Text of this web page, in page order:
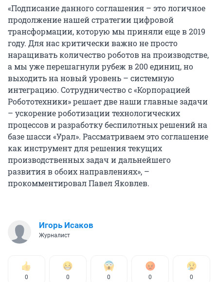
«Подписание данного соглашения – это логичное
продолжение нашей стратегии цифровой
трансформации, которую мы приняли еще в 2019
году. Для нас критически важно не просто
наращивать количество роботов на производстве,
а мы уже перешагнули рубеж в 200 единиц, но
выходить на новый уровень – системную
интеграцию. Сотрудничество с «Корпорацией
Робототехники» решает две наши главные задачи
– ускорение роботизации технологических
процессов и разработку беспилотных решений на
базе шасси «Урал». Рассматриваем это соглашение
как инструмент для решения текущих
производственных задач и дальнейшего
развития в обоих направлениях», –
прокомментировал Павел Яковлев.
Игорь Исаков
Журналист
0 0 0 0 0